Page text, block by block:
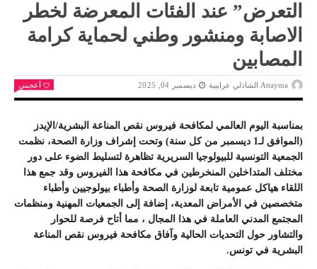
التعرض” عند الفئات المعرضة لخطر
الاصابة ومنشور وطني لحماية كرامة
المصابين
Attayma الشاذلي عرايبية ديسمبر 04, 2025 أعجبني
بمناسبة اليوم العالمي لمكافحة فيروس نقص المناعة البشرية/الإيدز
(الموافق لـ1 ديسمبر من كل سنة) وتحت إشراف وزارة الصحة، نظمت
الجمعية التونسية للبيولوجيا السريرية تظاهرة لتسليط الضوء على دور
مختلف المتداخلين المنخرطين في مكافحة هذا الفيروس وقد جمع هذا
اللقاء هياكل عمومية تابعة لوزارة الصحة وأطباء بيولوجيين وأطباء
متخصصين في الأمراض المعدية، إضافة إلى الجمعيات المهنية ومنظمات
المجتمع المدني العاملة في هذا المجال ، مما أتاح فرصة للحوار
والتشاور حول التحديات الحالية وآفاق مكافحة فيروس نقص المناعة
البشرية في تونس.